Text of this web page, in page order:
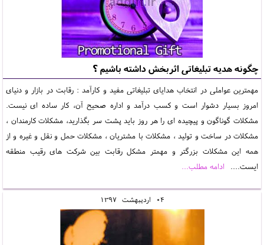
چگونه هدیه تبلیغاتی اثربخش داشته باشیم ؟
مهمترین عواملی در انتخاب هدایای تبلیغاتی مفید و کارآمد : رقابت در بازار و دنیای
امروز بسیار دشوار است و کسب درآمد و اداره صحیح آن، کار ساده ای نیست.
مشکلات گوناگون و پیچیده ای را هر روز باید پشت سر بگذارید، مشکلات کارمندان ،
مشکلات در ساخت و تولید ، مشکلات با مشتریان ، مشکلات حمل و نقل و غیره و از
همه این مشکلات بزرگتر و مهمتر مشکل رقابت بین شرکت های رقیب منطقه
ایست.... ادامه مطلب...
04 ارديبهشت 1397